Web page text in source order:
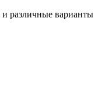
различные варианты